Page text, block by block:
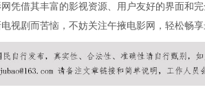
凭借其丰富的影视资源、用户友好的界面和
视剧而苦恼，不妨关注午掖电影网，轻松畅